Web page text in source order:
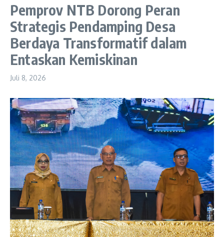
Pemprov NTB Dorong Peran
Strategis Pendamping Desa
Berdaya Transformatif dalam
Entaskan Kemiskinan
Juli 8, 2026